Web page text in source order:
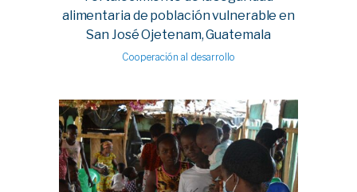
alimentaria de población vulnerable en
San José Ojetenam, Guatemala
Cooperación al desarrollo